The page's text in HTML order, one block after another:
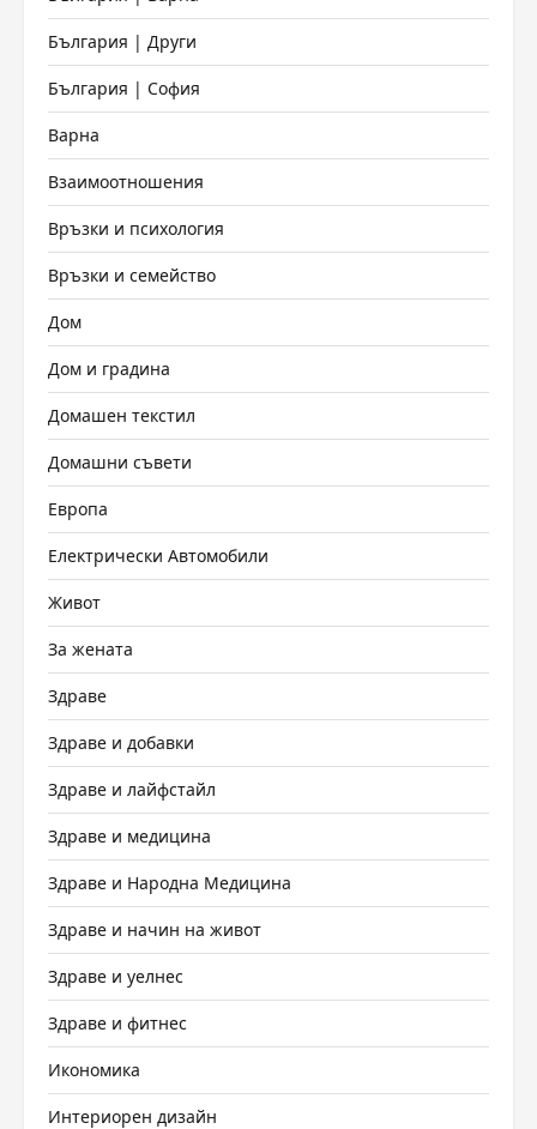
България | Други
България | София
Варна
Взаимоотношения
Връзки и психология
Връзки и семейство
Дом
Дом и градина
Домашен текстил
Домашни съвети
Европа
Електрически Автомобили
Живот
За жената
Здраве
Здраве и добавки
Здраве и лайфстайл
Здраве и медицина
Здраве и Народна Медицина
Здраве и начин на живот
Здраве и уелнес
Здраве и фитнес
Икономика
Интериорен дизайн